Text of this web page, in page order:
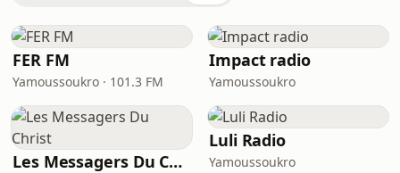
FER FM
Yamoussoukro · 101.3 FM
Impact radio
Yamoussoukro
Les Messagers Du Christ
Luli Radio
Yamoussoukro